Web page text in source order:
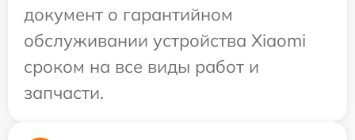
документ о гарантийном
обслуживании устройства Xiaomi
сроком на все виды работ и
запчасти.